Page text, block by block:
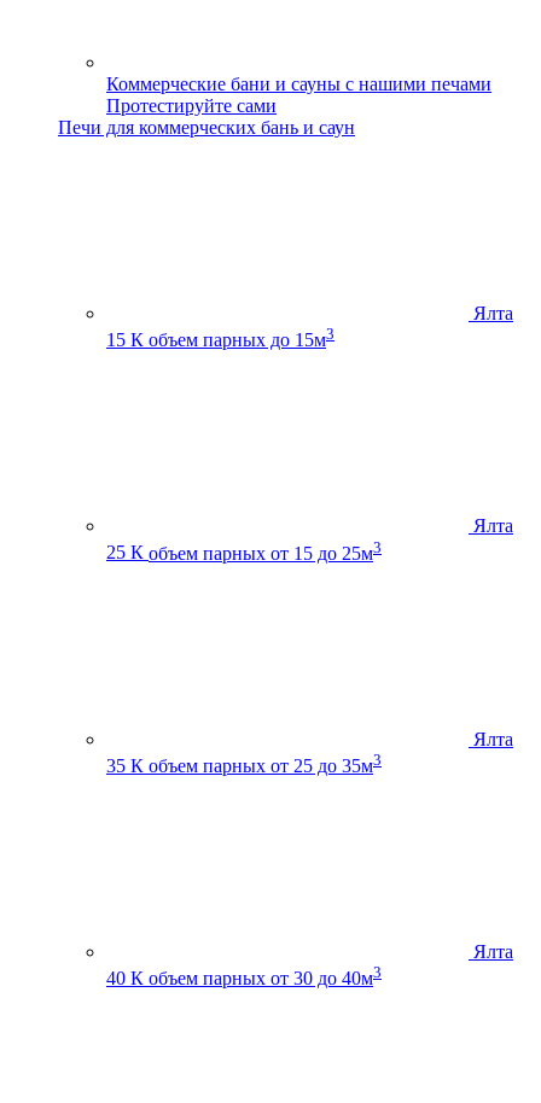
Коммерческие бани и сауны с нашими печами
Протестируйте сами
Печи для коммерческих бань и саун
Ялта
15 К объем парных до 15м3
Ялта
25 К объем парных от 15 до 25м3
Ялта
35 К объем парных от 25 до 35м3
Ялта
40 К объем парных от 30 до 40м3